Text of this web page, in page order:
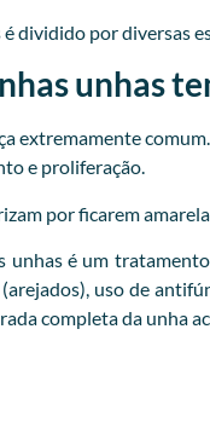
dividido por diversas
unhas
extremamente
e proliferação.
por ficarem
é um
uso de
completa da unha